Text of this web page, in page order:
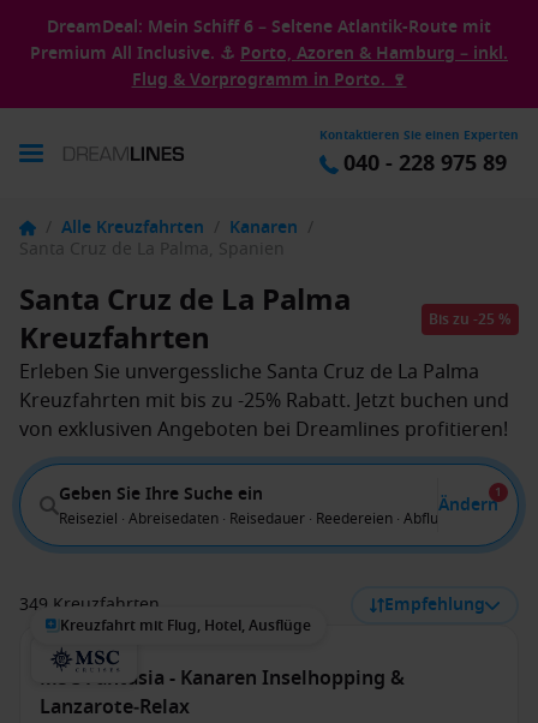
DreamDeal: Mein Schiff 6 – Seltene Atlantik-Route mit
Premium All Inclusive. ⚓ Porto, Azoren & Hamburg – inkl.
Flug & Vorprogramm in Porto. 🍷
Kontaktieren Sie einen Experten
040 - 228 975 89
/ Alle Kreuzfahrten / Kanaren /
Santa Cruz de La Palma, Spanien
Santa Cruz de La Palma
Kreuzfahrten
Bis zu -25 %
Erleben Sie unvergessliche Santa Cruz de La Palma
Kreuzfahrten mit bis zu -25% Rabatt. Jetzt buchen und
von exklusiven Angeboten bei Dreamlines profitieren!
Geben Sie Ihre Suche ein
Reiseziel · Abreisedaten · Reisedauer · Reedereien · Abflug von
Ändern
1
349 Kreuzfahrten Empfehlung
Kreuzfahrt mit Flug, Hotel, Ausflüge
MSC Fantasia - Kanaren Inselhopping &
Lanzarote‑Relax